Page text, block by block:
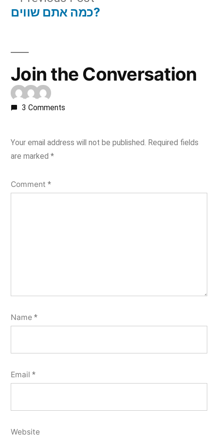
navigation post:
כמה אתם שווים?
Join the Conversation
3 Comments
Your email address will not be published. Required fields
are marked *
Comment *
Name *
Email *
Website